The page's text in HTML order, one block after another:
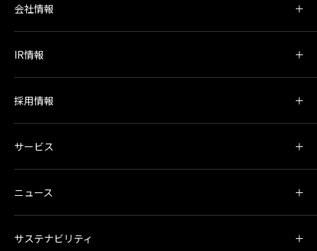
会社情報
IR情報
採用情報
サービス
ニュース
サステナビリティ